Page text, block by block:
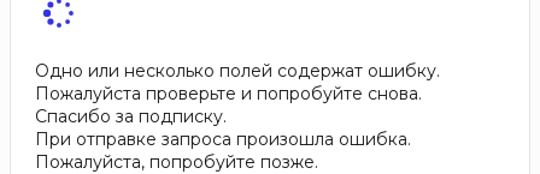
Одно или несколько полей содержат ошибку.
Пожалуйста проверьте и попробуйте снова.
Спасибо за подписку.
При отправке запроса произошла ошибка.
Пожалуйста, попробуйте позже.